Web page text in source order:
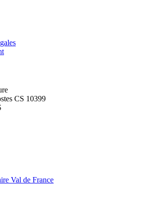
CS 10399
Val de France